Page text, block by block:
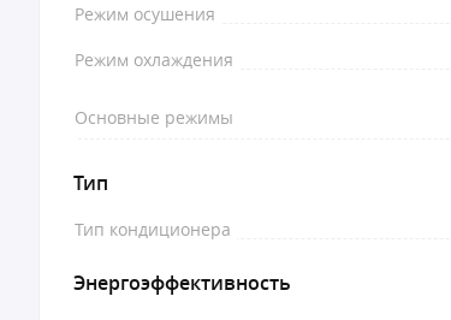
Режим осушения
Режим охлаждения
Основные режимы
Тип
Тип кондиционера
Энергоэффективность